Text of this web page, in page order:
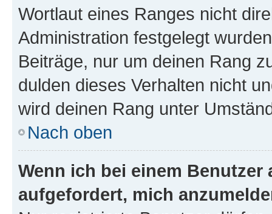
Wortlaut eines Ranges nicht
Administration festgelegt
Beiträge, nur um deinen Rang
dulden dieses Verhalten nicht
wird deinen Rang unter
Nach oben
Wenn ich bei einem
aufgefordert, mich